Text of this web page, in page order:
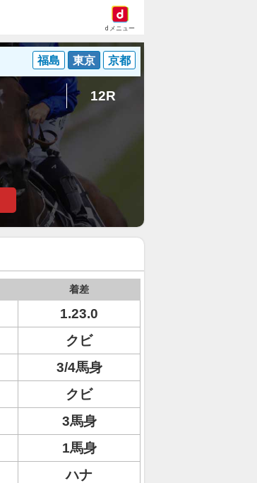
dメニュー
福島 東京 京都
12R
着差
1.23.0
クビ
3/4馬身
クビ
3馬身
1馬身
ハナ